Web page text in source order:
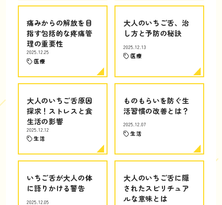
痛みからの解放を目
指す包括的な疼痛管
理の重要性
2025.12.25
医療
大人のいちご舌、治
し方と予防の秘訣
2025.12.13
医療
大人のいちご舌原因
探求！ストレスと食
生活の影響
2025.12.12
生活
ものもらいを防ぐ生
活習慣の改善とは？
2025.12.07
生活
いちご舌が大人の体
に語りかける警告
2025.12.05
大人のいちご舌に隠
されたスピリチュア
ルな意味とは